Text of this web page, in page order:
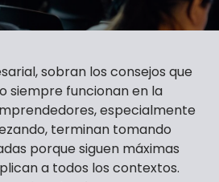
sobran los consejos que
siempre funcionan en la
especialmente
terminan tomando
porque siguen máximas
a todos los contextos.